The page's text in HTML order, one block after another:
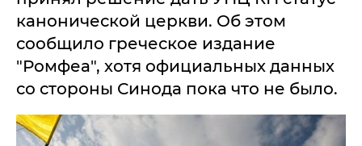
канонической церкви. Об этом
сообщило греческое издание
"Ромфеа", хотя официальных данных
со стороны Синода пока что не было.